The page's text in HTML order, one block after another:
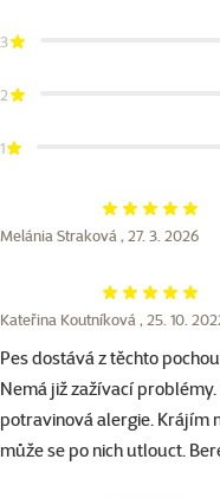
3
2
1
Hodnocení 100%
Melánia Straková , 27. 3. 2026
Hodnocení 100%
Kateřina Koutníková , 25. 10.
Pes dostává z těchto
Nemá již zažívací
potravinová alergie. Krájím
může se po nich utlouct.